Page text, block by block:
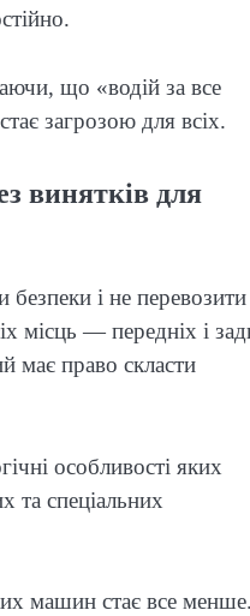
що «водій за все
загрозою для всіх.
винятків для
і не перевозити
місць — передніх і
право скласти
особливості яких
та спеціальних
машин стає все менше.